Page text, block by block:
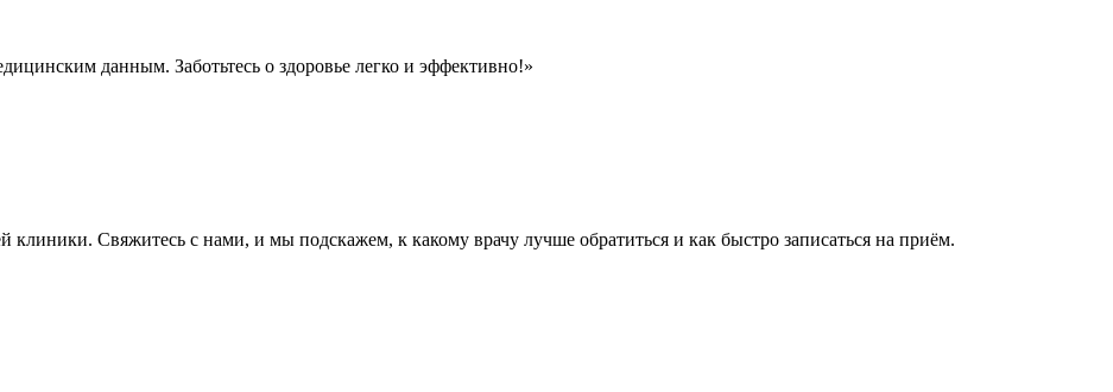
данным. Заботьтесь о здоровье легко и эффективно!»
клиники. Свяжитесь с нами, и мы подскажем, к какому врачу лучше обратиться и как быстро записаться на приём.